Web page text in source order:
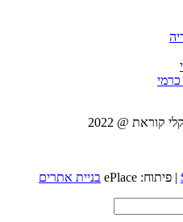
כרמי
קוראת @ 2022
| פיתוח: ePlace בניית אתרים